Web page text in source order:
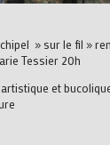
» sur le fil »
Tessier 20h
et